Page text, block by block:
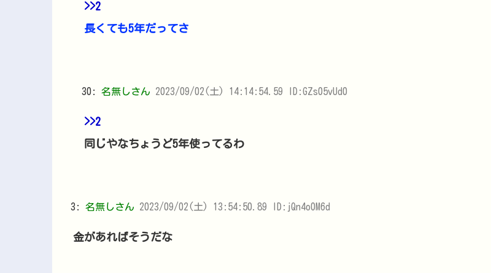
>>2
長くても5年だってさ
30: 名無しさん 2023/09/02(土) 14:14:54.59 ID:GZs05vUd0
>>2
同じやなちょうど5年使ってるわ
3: 名無しさん 2023/09/02(土) 13:54:50.89 ID:jQn4o0M6d
金があればそうだな